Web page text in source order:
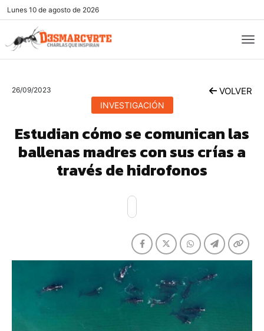
Lunes 10 de agosto de 2026
26/09/2023 VOLVER
INVESTIGACIÓN
Estudian cómo se comunican las
ballenas madres con sus crías a
través de hidrofonos